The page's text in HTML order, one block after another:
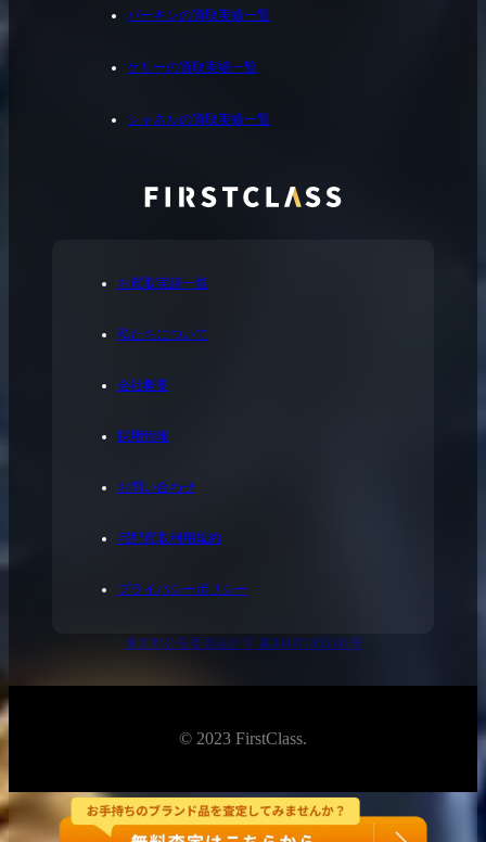
お買取実績一覧
私たちについて
会社概要
採用情報
お問い合わせ
宅配買取利用規約
プライバシーポリシー
東京都公安委員会許可 第304371805541号
バーキンの買取実績一覧
ケリーの買取実績一覧
シャネルの買取実績一覧
© 2023 FirstClass.